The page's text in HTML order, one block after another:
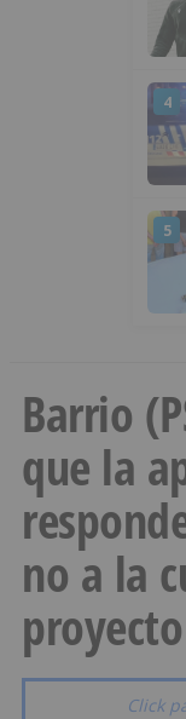
4
5
Barrio
que la
no a la
proyecto
Click